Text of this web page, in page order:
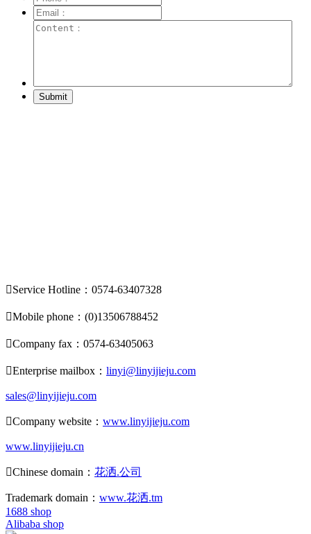
Submit
Service Hotline：0574-63407328
Mobile phone：(0)13506788452
Company fax：0574-63405063
Enterprise mailbox： linyi@linyijieju.com
sales@linyijieju.com
Company website： www.linyijieju.com
www.linyijieju.cn
Chinese domain： 花洒.公司
Trademark domain： www.花洒.tm
1688 shop
Alibaba shop